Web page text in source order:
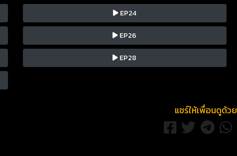
EP24
EP26
EP28
แชร์ให้เพื่อนดูด้วย